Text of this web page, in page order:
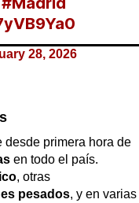
28, 2026
desde primera hora de
en todo el país.
, otras
pesados, y en varias